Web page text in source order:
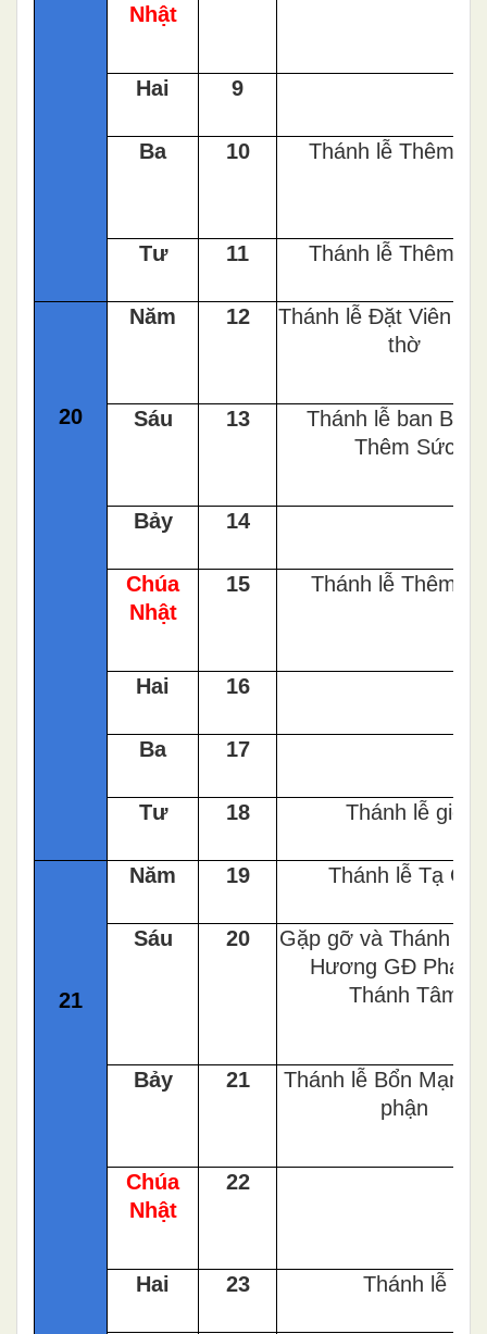
Nhật
Hai 9
Ba 10 Thánh lễ Thêm
Tư 11 Thánh lễ Thêm
20
Năm 12
Thánh lễ Đặt Viên
thờ
Sáu 13
Thánh lễ ban Bí
Thêm Sức
Bảy 14
Chúa
Nhật
15 Thánh lễ Thêm
Hai 16
Ba 17
Tư 18 Thánh lễ giỗ
21
Năm 19 Thánh lễ Tạ Ơn
Sáu 20
Gặp gỡ và Thánh lễ
Hương GĐ Phạt
Thánh Tâm
Bảy 21
Thánh lễ Bổn Mạng
phận
Chúa
Nhật
22
Hai 23 Thánh lễ